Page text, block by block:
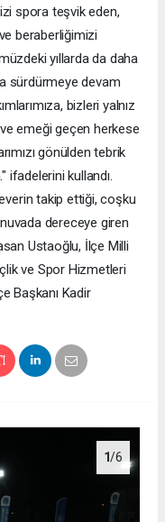
spora teşvik eden,
beraberliğimizi
yıllarda da daha
sürdürmeye devam
bizleri yalnız
emeği geçen herkese
gönülden tebrik
ifadelerini kullandı.
takip ettiği, coşku
dereceye giren
Ustaoğlu, İlçe Milli
ve Spor Hizmetleri
Başkanı Kadir
1/6